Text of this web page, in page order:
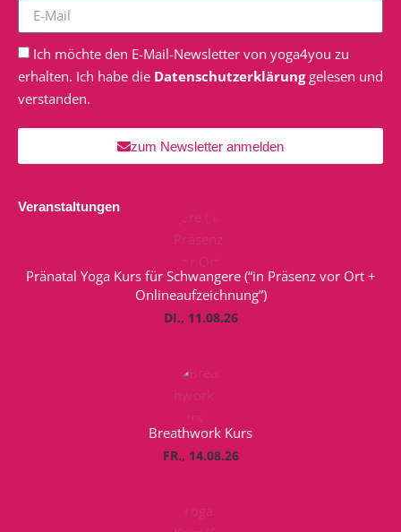
Ich möchte den E-Mail-Newsletter von yoga4you zu
erhalten. Ich habe die Datenschutzerklärunggelesen und
verstanden.
zum Newsletter anmelden
Veranstaltungen
Pränatal Yoga Kurs für Schwangere (“in Präsenz vor Ort +
Onlineaufzeichnung”)
DI., 11.08.26
Breathwork Kurs
FR., 14.08.26